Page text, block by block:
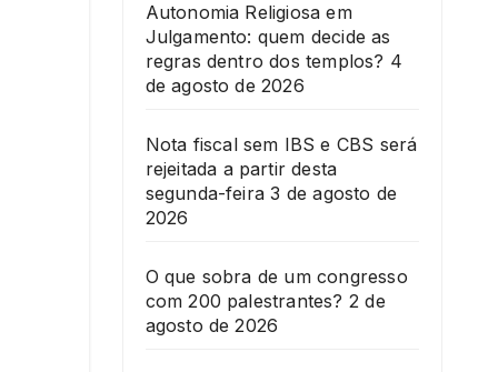
Autonomia Religiosa em
Julgamento: quem decide as
regras dentro dos templos? 4
de agosto de 2026
Nota fiscal sem IBS e CBS será
rejeitada a partir desta
segunda-feira 3 de agosto de
2026
O que sobra de um congresso
com 200 palestrantes? 2 de
agosto de 2026